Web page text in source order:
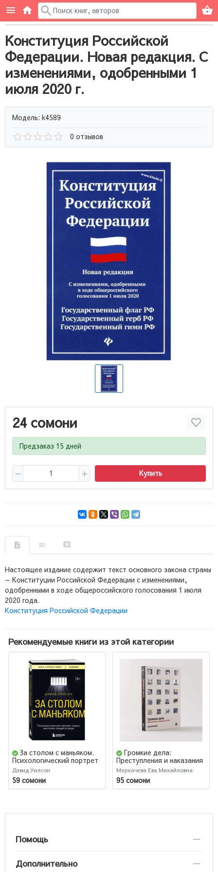
Конституция Российской
Федерации. Новая редакция. С
изменениями, одобренными 1
июля 2020 г.
Модель: k4589
0 отзывов
24 сомони
Предзаказ 15 дней
Купить
Настоящее издание содержит текст основного закона страны
— Конституции Российской Федерации с изменениями,
одобренными в ходе общероссийского голосования 1 июля
2020 года.
Конституция Российской Федерации
Рекомендуемые книги из этой категории
За столом с маньяком.
Психологический портрет
самых жестоких людей в
мире
Дэвид Уилсон
59 сомони
Громкие дела:
Преступления и наказания
в СССР
Меркачева Ева Михайловна
95 сомони
Помощь
Дополнительно